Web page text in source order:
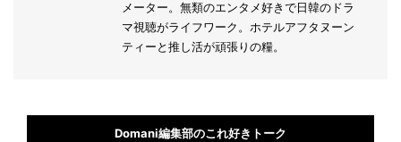
メーター。無類のエンタメ好きで日韓のドラ
マ視聴がライフワーク。ホテルアフタヌーン
ティーと推し活が頑張りの糧。
Domani編集部のこれ好きトーク